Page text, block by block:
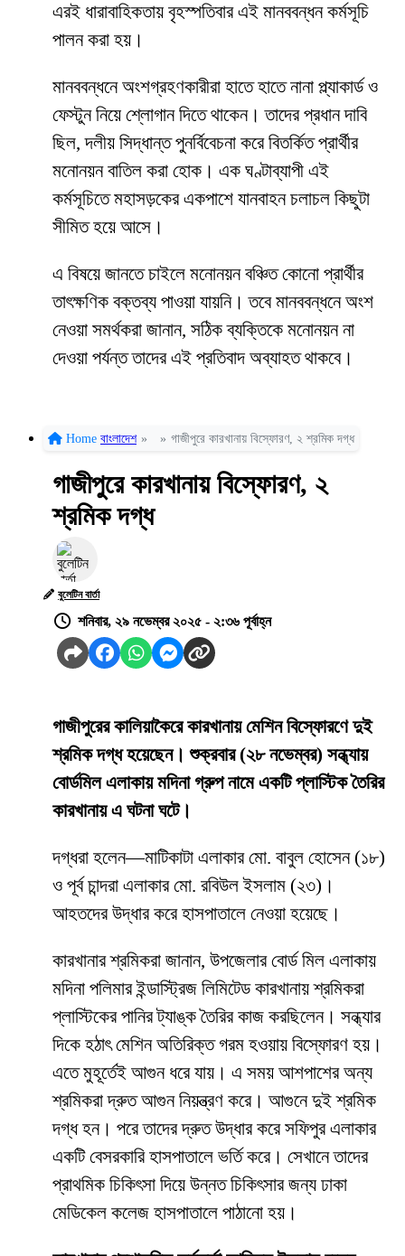
এরই ধারাবাহিকতায় বৃহস্পতিবার এই মানববন্ধন কর্মসূচি
পালন করা হয়।
মানববন্ধনে অংশগ্রহণকারীরা হাতে হাতে নানা প্ল্যাকার্ড ও
ফেস্টুন নিয়ে শ্লোগান দিতে থাকেন। তাদের প্রধান দাবি
ছিল, দলীয় সিদ্ধান্ত পুনর্বিবেচনা করে বিতর্কিত প্রার্থীর
মনোনয়ন বাতিল করা হোক। এক ঘণ্টাব্যাপী এই
কর্মসূচিতে মহাসড়কের একপাশে যানবাহন চলাচল কিছুটা
সীমিত হয়ে আসে।
এ বিষয়ে জানতে চাইলে মনোনয়ন বঞ্চিত কোনো প্রার্থীর
তাৎক্ষণিক বক্তব্য পাওয়া যায়নি। তবে মানববন্ধনে অংশ
নেওয়া সমর্থকরা জানান, সঠিক ব্যক্তিকে মনোনয়ন না
দেওয়া পর্যন্ত তাদের এই প্রতিবাদ অব্যাহত থাকবে।
Home বাংলাদেশ » » গাজীপুরে কারখানায় বিস্ফোরণ, ২ শ্রমিক দগ্ধ
গাজীপুরে কারখানায় বিস্ফোরণ, ২
শ্রমিক দগ্ধ
বুলেটিন বার্তা
শনিবার, ২৯ নভেম্বর ২০২৫ - ২:৩৬ পূর্বাহ্ন
গাজীপুরের কালিয়াকৈরে কারখানায় মেশিন বিস্ফোরণে দুই
শ্রমিক দগ্ধ হয়েছেন। শুক্রবার (২৮ নভেম্বর) সন্ধ্যায়
বোর্ডমিল এলাকায় মদিনা গ্রুপ নামে একটি প্লাস্টিক তৈরির
কারখানায় এ ঘটনা ঘটে।
দগ্ধরা হলেন—মাটিকাটা এলাকার মো. বাবুল হোসেন (১৮)
ও পূর্ব চান্দরা এলাকার মো. রবিউল ইসলাম (২৩)।
আহতদের উদ্ধার করে হাসপাতালে নেওয়া হয়েছে।
কারখানার শ্রমিকরা জানান, উপজেলার বোর্ড মিল এলাকায়
মদিনা পলিমার ইন্ডাস্ট্রিজ লিমিটেড কারখানায় শ্রমিকরা
প্লাস্টিকের পানির ট্যাঙ্ক তৈরির কাজ করছিলেন। সন্ধ্যার
দিকে হঠাৎ মেশিন অতিরিক্ত গরম হওয়ায় বিস্ফোরণ হয়।
এতে মুহূর্তেই আগুন ধরে যায়। এ সময় আশপাশের অন্য
শ্রমিকরা দ্রুত আগুন নিয়ন্ত্রণ করে। আগুনে দুই শ্রমিক
দগ্ধ হন। পরে তাদের দ্রুত উদ্ধার করে সফিপুর এলাকার
একটি বেসরকারি হাসপাতালে ভর্তি করে। সেখানে তাদের
প্রাথমিক চিকিৎসা দিয়ে উন্নত চিকিৎসার জন্য ঢাকা
মেডিকেল কলেজ হাসপাতালে পাঠানো হয়।